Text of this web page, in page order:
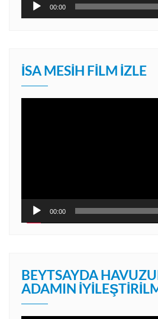
00:00
İSA MESIH FILM İZLE
00:00
BEYTSAYDA
ADAMIN